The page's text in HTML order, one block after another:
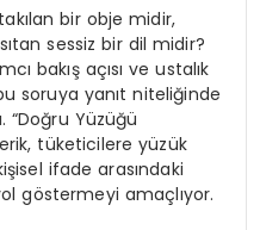
bir obje midir,
sessiz bir dil midir?
bakış açısı ve ustalık
soruya yanıt niteliğinde
“Doğru Yüzüğü
tüketicilere yüzük
ifade arasındaki
göstermeyi amaçlıyor.